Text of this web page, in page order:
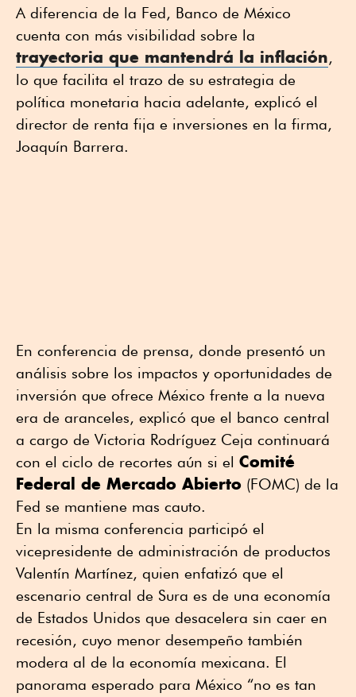
A diferencia de la Fed, Banco de México
cuenta con más visibilidad sobre la
trayectoria que mantendrá la inflación,
lo que facilita el trazo de su estrategia de
política monetaria hacia adelante, explicó el
director de renta fija e inversiones en la firma,
Joaquín Barrera.
En conferencia de prensa, donde presentó un
análisis sobre los impactos y oportunidades de
inversión que ofrece México frente a la nueva
era de aranceles, explicó que el banco central
a cargo de Victoria Rodríguez Ceja continuará
con el ciclo de recortes aún si el Comité
Federal de Mercado Abierto (FOMC) de la
Fed se mantiene mas cauto.
En la misma conferencia participó el
vicepresidente de administración de productos
Valentín Martínez, quien enfatizó que el
escenario central de Sura es de una economía
de Estados Unidos que desacelera sin caer en
recesión, cuyo menor desempeño también
modera al de la economía mexicana. El
panorama esperado para México “no es tan